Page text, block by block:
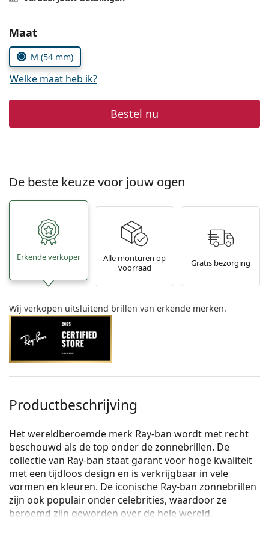
Prada
Alle merken
Kies parameters:
Maat
M (54 mm)
Welke maat heb ik?
Bestel nu
De beste keuze voor jouw ogen
Erkende verkoper
Alle monturen op
voorraad
Gratis bezorging
Wij verkopen uitsluitend brillen van erkende merken.
Productbeschrijving
Het wereldberoemde merk Ray-ban wordt met recht
beschouwd als de top onder de zonnebrillen. De
collectie van Ray-ban staat garant voor hoge kwaliteit
met een tijdloos design en is verkrijgbaar in vele
vormen en kleuren. De iconische Ray-ban zonnebrillen
zijn ook populair onder celebrities, waardoor ze
beroemd zijn geworden over de hele wereld.
Ray-Ban Octagon RB1972 919631 54zijn unisex